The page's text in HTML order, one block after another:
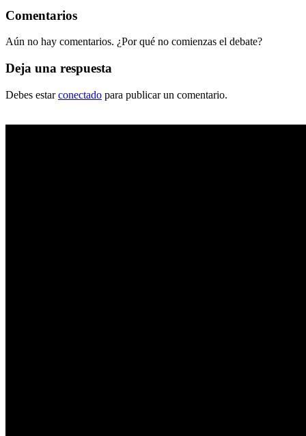
Comentarios
Aún no hay comentarios. ¿Por qué no comienzas el debate?
Deja una respuesta
Debes estarconectado para publicar un comentario.